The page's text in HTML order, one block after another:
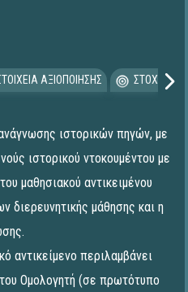
ΑΞΙΟΠΟΙΗΣΗΣ
ιστορικών πηγών, με
ιστορικού ντοκουμέντου με
μαθησιακού αντικειμένου
διερευνητικής μάθησης και η
αντικείμενο περιλαμβάνει
Ομολογητή (σε πρωτότυπο